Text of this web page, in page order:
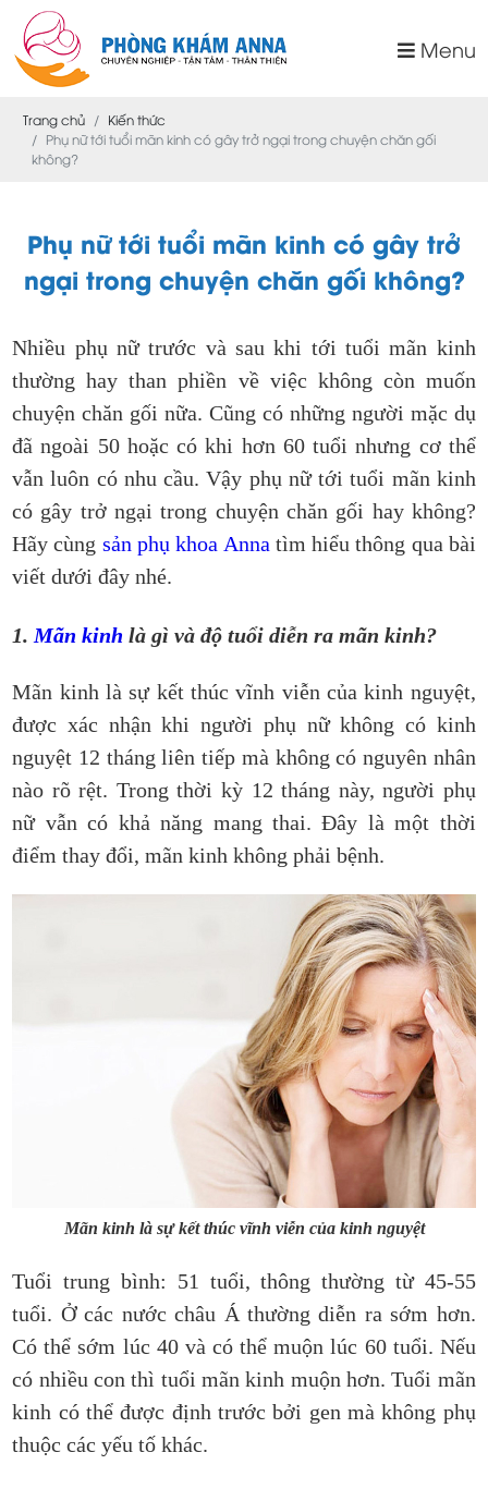
Menu
Trang chủ
Kiến thức
Phụ nữ tới tuổi mãn kinh có gây trở ngại trong chuyện chăn gối
không?
Phụ nữ tới tuổi mãn kinh có gây trở
ngại trong chuyện chăn gối không?
Nhiều phụ nữ trước và sau khi tới tuổi mãn kinh
thường hay than phiền về việc không còn muốn
chuyện chăn gối nữa. Cũng có những người mặc dụ
đã ngoài 50 hoặc có khi hơn 60 tuổi nhưng cơ thể
vẫn luôn có nhu cầu. Vậy phụ nữ tới tuổi mãn kinh
có gây trở ngại trong chuyện chăn gối hay không?
Hãy cùng sản phụ khoa Anna tìm hiểu thông qua bài
viết dưới đây nhé.
1. Mãn kinh là gì và độ tuổi diễn ra mãn kinh?
Mãn kinh là sự kết thúc vĩnh viễn của kinh nguyệt,
được xác nhận khi người phụ nữ không có kinh
nguyệt 12 tháng liên tiếp mà không có nguyên nhân
nào rõ rệt. Trong thời kỳ 12 tháng này, người phụ
nữ vẫn có khả năng mang thai. Đây là một thời
điểm thay đổi, mãn kinh không phải bệnh.
Mãn kinh là sự kết thúc vĩnh viễn của kinh nguyệt
Tuổi trung bình: 51 tuổi, thông thường từ 45-55
tuổi. Ở các nước châu Á thường diễn ra sớm hơn.
Có thể sớm lúc 40 và có thể muộn lúc 60 tuổi. Nếu
có nhiều con thì tuổi mãn kinh muộn hơn. Tuổi mãn
kinh có thể được định trước bởi gen mà không phụ
thuộc các yếu tố khác.